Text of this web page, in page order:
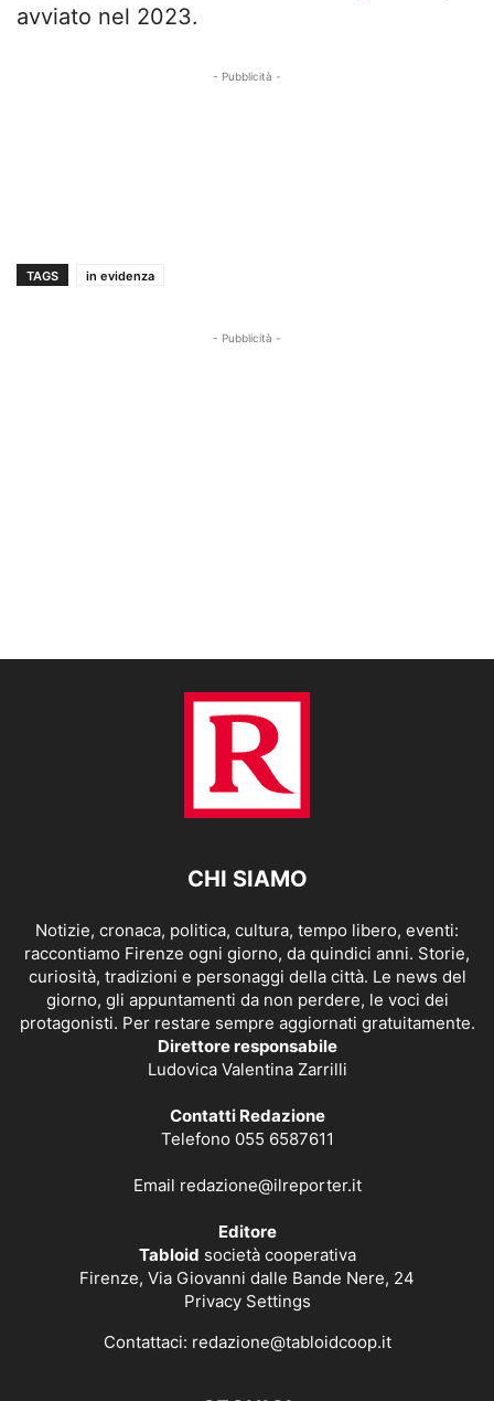
avviato nel 2023.
- Pubblicità -
TAGS in evidenza
- Pubblicità -
CHI SIAMO
Notizie, cronaca, politica, cultura, tempo libero, eventi:
raccontiamo Firenze ogni giorno, da quindici anni. Storie,
curiosità, tradizioni e personaggi della città. Le news del
giorno, gli appuntamenti da non perdere, le voci dei
protagonisti. Per restare sempre aggiornati gratuitamente.
Direttore responsabile
Ludovica Valentina Zarrilli
Contatti Redazione
Telefono 055 6587611
Email redazione@ilreporter.it
Editore
Tabloid società cooperativa
Firenze, Via Giovanni dalle Bande Nere, 24
Privacy Settings
Contattaci: redazione@tabloidcoop.it